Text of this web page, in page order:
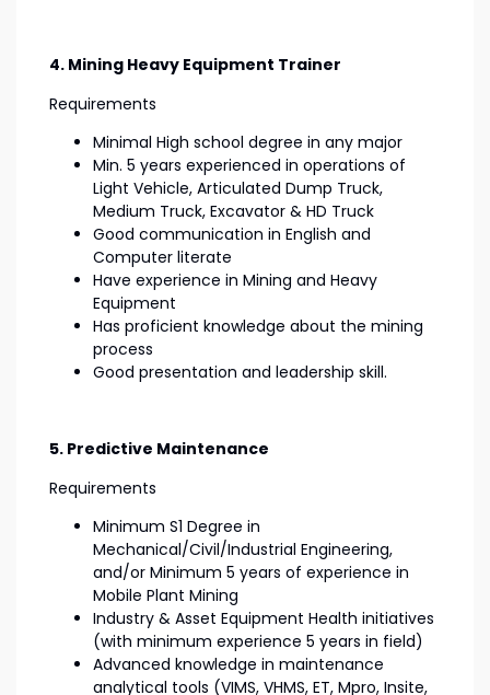
4. Mining Heavy Equipment Trainer
Requirements
Minimal High school degree in any major
Min. 5 years experienced in operations of
Light Vehicle, Articulated Dump Truck,
Medium Truck, Excavator & HD Truck
Good communication in English and
Computer literate
Have experience in Mining and Heavy
Equipment
Has proficient knowledge about the mining
process
Good presentation and leadership skill.
5. Predictive Maintenance
Requirements
Minimum S1 Degree in
Mechanical/Civil/Industrial Engineering,
and/or Minimum 5 years of experience in
Mobile Plant Mining
Industry & Asset Equipment Health initiatives
(with minimum experience 5 years in field)
Advanced knowledge in maintenance
analytical tools (VIMS, VHMS, ET, Mpro, Insite,